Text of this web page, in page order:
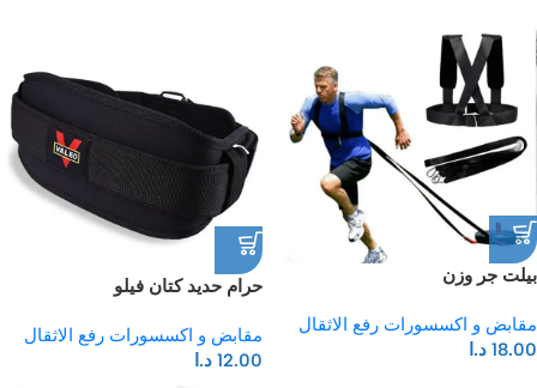
بيلت جر وزن
مقابض و اكسسورات رفع الاثقال
18.00 د.ا
حرام حديد كتان فيلو
مقابض و اكسسورات رفع الاثقال
12.00 د.ا